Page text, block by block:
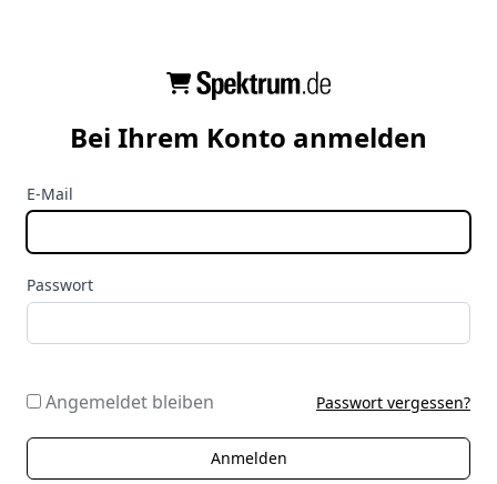
Bei Ihrem Konto anmelden
E-Mail
Passwort
Angemeldet bleiben Passwort vergessen?